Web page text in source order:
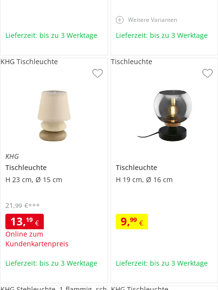
Lieferzeit: bis zu 3 Werktage
Weitere Varianten
Lieferzeit: bis zu 3 Werktage
KHG
Tischleuchte
H 23 cm, Ø 15 cm
13,19 €
Online zum
Kundenkartenpreis
21 ,99 €***
KHG Tischleuchte
Lieferzeit: bis zu 3 Werktage
Tischleuchte
H 19 cm, Ø 16 cm
9,99 €
Tischleuchte
Lieferzeit: bis zu 3 Werktage